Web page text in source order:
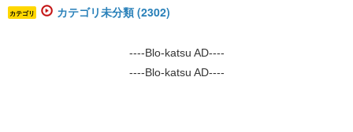
カテゴリ カテゴリ未分類 (2302)
----Blo-katsu AD----
----Blo-katsu AD----